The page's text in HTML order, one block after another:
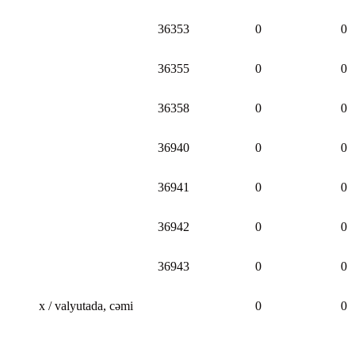
36353 0 0
36355 0 0
36358 0 0
36940 0 0
36941 0 0
36942 0 0
36943 0 0
x / valyutada, cəmi 0 0